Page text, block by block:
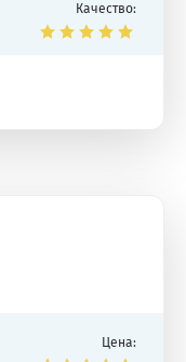
Качество:
Цена: